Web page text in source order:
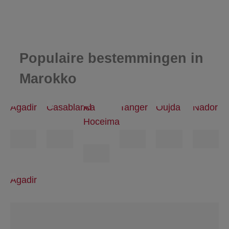
Populaire bestemmingen in
Marokko
Agadir Casablanca
Al
Hoceima
Tanger Oujda Nador
Agadir